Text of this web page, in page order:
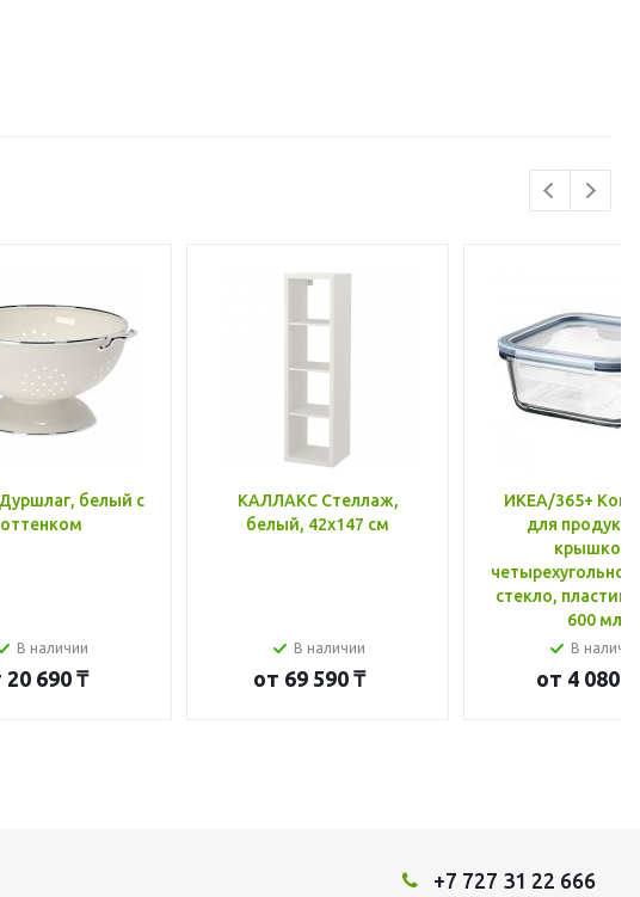
белый с
оттенком
В наличии
20 690 ₸
КАЛЛАКС Стеллаж,
белый, 42x147 см
В наличии
от 69 590 ₸
ИКЕА/365+
для
крышкой,
стекло, пластик
600 мл
В
от 4 080 ₸
+7 727 31 22 666